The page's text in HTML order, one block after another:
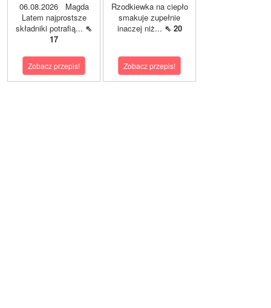
06.08.2026 Magda
Latem najprostsze
składniki potrafią... ⇖
17
Zobacz przepis!
Rzodkiewka na ciepło
smakuje zupełnie
inaczej niż... ⇖ 20
Zobacz przepis!